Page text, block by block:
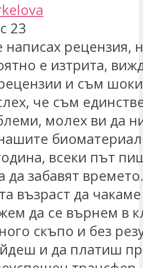
23
написах рецензия,
е изтрита,
и съм
че съм
молех ви да
всеки път
да забавят
възраст да
да се върнем в
скъпо и без
и да платиш